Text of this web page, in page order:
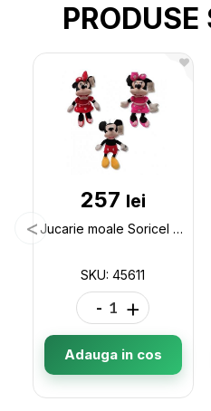
257 lei
Jucarie moale Soricel 45611
SKU: 45611
- +
Adauga in cos